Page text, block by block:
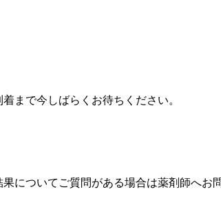
まで今しばらくお待ちください。
についてご質問がある場合は薬剤師へお